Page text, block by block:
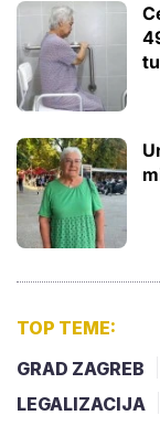
TOP TEME:
GRAD ZAGREB
LEGALIZACIJA